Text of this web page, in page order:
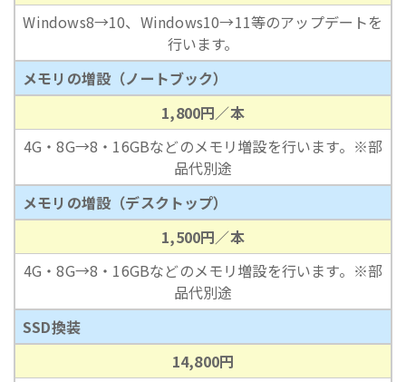
Windows8→10、Windows10→11等のアップデートを
行います。
メモリの増設（ノートブック）
1,800円／本
4G・8G→8・16GBなどのメモリ増設を行います。※部
品代別途
メモリの増設（デスクトップ）
1,500円／本
4G・8G→8・16GBなどのメモリ増設を行います。※部
品代別途
SSD換装
14,800円